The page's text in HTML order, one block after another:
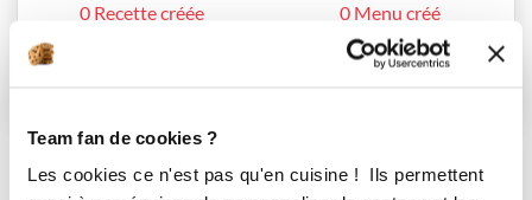
Team fan de cookies ?
Les cookies ce n'est pas qu'en cuisine ! Ils permettent
0 Recette créée 0 Menu créé